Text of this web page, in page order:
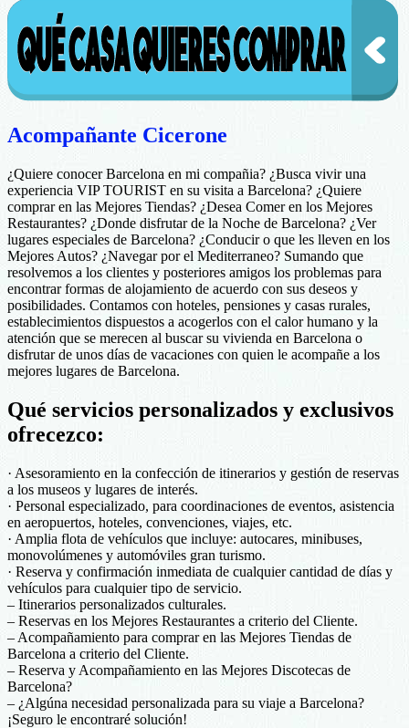
Acompañante Cicerone
¿Quiere conocer Barcelona en mi compañia? ¿Busca vivir una
experiencia VIP TOURIST en su visita a Barcelona? ¿Quiere
comprar en las Mejores Tiendas? ¿Desea Comer en los Mejores
Restaurantes? ¿Donde disfrutar de la Noche de Barcelona? ¿Ver
lugares especiales de Barcelona? ¿Conducir o que les lleven en los
Mejores Autos? ¿Navegar por el Mediterraneo? Sumando que
resolvemos a los clientes y posteriores amigos los problemas para
encontrar formas de alojamiento de acuerdo con sus deseos y
posibilidades. Contamos con hoteles, pensiones y casas rurales,
establecimientos dispuestos a acogerlos con el calor humano y la
atención que se merecen al buscar su vivienda en Barcelona o
disfrutar de unos días de vacaciones con quien le acompañe a los
mejores lugares de Barcelona.
Qué servicios personalizados y exclusivos
ofrecezco:
· Asesoramiento en la confección de itinerarios y gestión de reservas
a los museos y lugares de interés.
· Personal especializado, para coordinaciones de eventos, asistencia
en aeropuertos, hoteles, convenciones, viajes, etc.
· Amplia flota de vehículos que incluye: autocares, minibuses,
monovolúmenes y automóviles gran turismo.
· Reserva y confirmación inmediata de cualquier cantidad de días y
vehículos para cualquier tipo de servicio.
– Itinerarios personalizados culturales.
– Reservas en los Mejores Restaurantes a criterio del Cliente.
– Acompañamiento para comprar en las Mejores Tiendas de
Barcelona a criterio del Cliente.
– Reserva y Acompañamiento en las Mejores Discotecas de
Barcelona?
– ¿Algúna necesidad personalizada para su viaje a Barcelona?
¡Seguro le encontraré solución!